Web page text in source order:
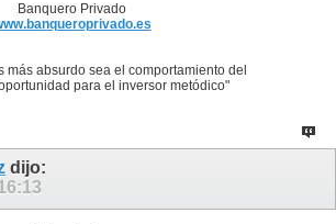
Banquero Privado
más absurdo sea el comportamiento del
para el inversor metódico"
dijo: